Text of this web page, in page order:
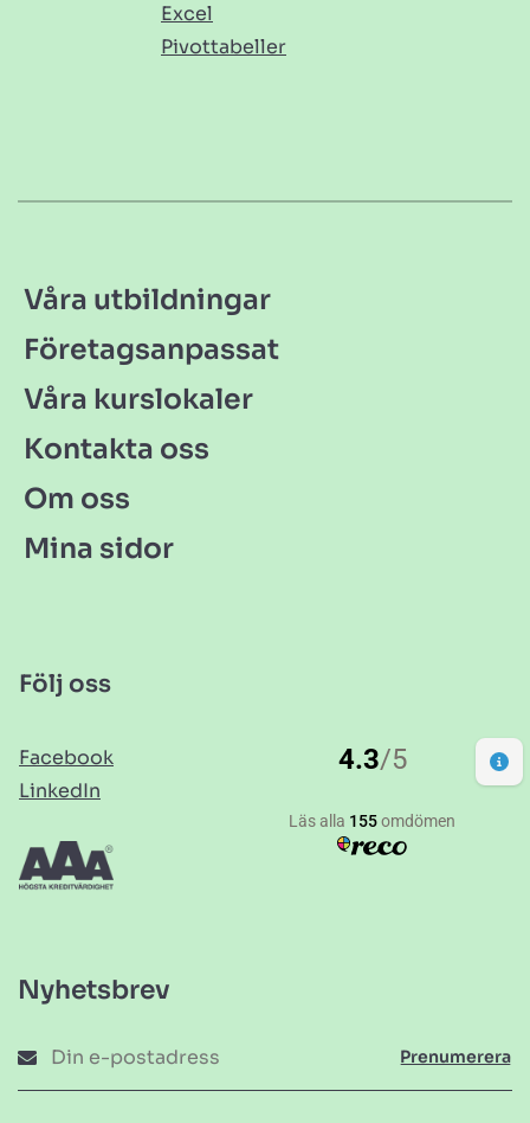
Excel
Pivottabeller
Våra utbildningar
Företagsanpassat
Våra kurslokaler
Kontakta oss
Om oss
Mina sidor
Följ oss
Facebook
LinkedIn
Nyhetsbrev